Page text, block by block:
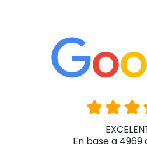
En base a 4969